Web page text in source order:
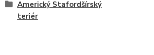
Americký Stafordšírský
teriér